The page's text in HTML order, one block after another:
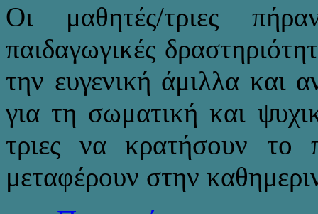
Οι μαθητές/τριες
παιδαγωγικές
την ευγενική άμιλλα και
για τη σωματική και
τριες να κρατήσουν
μεταφέρουν στην